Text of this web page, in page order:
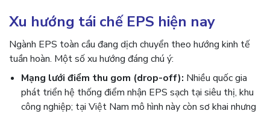
Xu hướng tái chế EPS hiện nay
Ngành EPS toàn cầu đang dịch chuyển theo hướng kinh tế
tuần hoàn. Một số xu hướng đáng chú ý:
Mạng lưới điểm thu gom (drop-off): Nhiều quốc gia
phát triển hệ thống điểm nhận EPS sạch tại siêu thị, khu
công nghiệp; tại Việt Nam mô hình này còn sơ khai nhưng